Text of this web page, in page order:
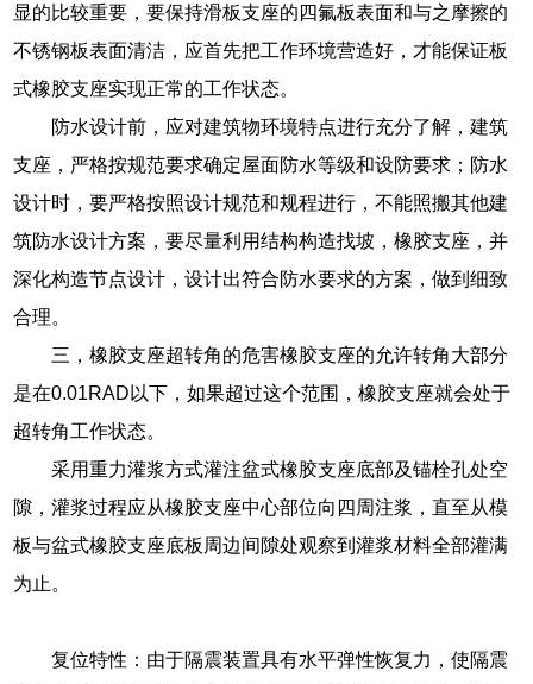
显的比较重要，要保持滑板支座的四氟板表面和与之摩擦的
不锈钢板表面清洁，应首先把工作环境营造好，才能保证板
式橡胶支座实现正常的工作状态。
防水设计前，应对建筑物环境特点进行充分了解，建筑
支座，严格按规范要求确定屋面防水等级和设防要求；防水
设计时，要严格按照设计规范和规程进行，不能照搬其他建
筑防水设计方案，要尽量利用结构构造找坡，橡胶支座，并
深化构造节点设计，设计出符合防水要求的方案，做到细致
合理。
三，橡胶支座超转角的危害橡胶支座的允许转角大部分
是在0.01RAD以下，如果超过这个范围，橡胶支座就会处于
超转角工作状态。
采用重力灌浆方式灌注盆式橡胶支座底部及锚栓孔处空
隙，灌浆过程应从橡胶支座中心部位向四周注浆，直至从模
板与盆式橡胶支座底板周边间隙处观察到灌浆材料全部灌满
为止。
复位特性：由于隔震装置具有水平弹性恢复力，使隔震